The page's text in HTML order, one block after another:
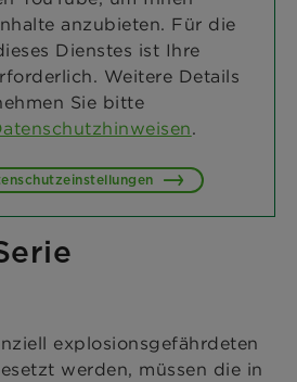
anzubieten. Für die
Dienstes ist Ihre
Weitere Details
Sie bitte
.
explosionsgefährdeten
werden, müssen die in